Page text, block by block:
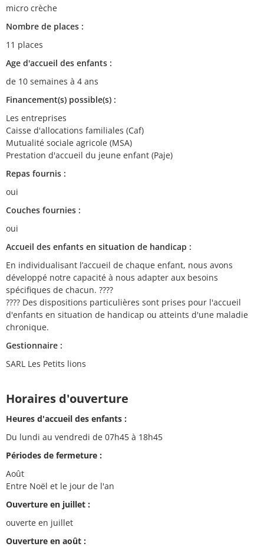
micro crèche
Nombre de places :
11 places
Age d'accueil des enfants :
de 10 semaines à 4 ans
Financement(s) possible(s) :
Les entreprises
Caisse d'allocations familiales (Caf)
Mutualité sociale agricole (MSA)
Prestation d'accueil du jeune enfant (Paje)
Repas fournis :
oui
Couches fournies :
oui
Accueil des enfants en situation de handicap :
En individualisant l’accueil de chaque enfant, nous avons
développé notre capacité à nous adapter aux besoins
spécifiques de chacun. ????
???? Des dispositions particulières sont prises pour l'accueil
d'enfants en situation de handicap ou atteints d'une maladie
chronique.
Gestionnaire :
SARL Les Petits lions
Horaires d'ouverture
Heures d'accueil des enfants :
Du lundi au vendredi de 07h45 à 18h45
Périodes de fermeture :
Août
Entre Noël et le jour de l'an
Ouverture en juillet :
ouverte en juillet
Ouverture en août :